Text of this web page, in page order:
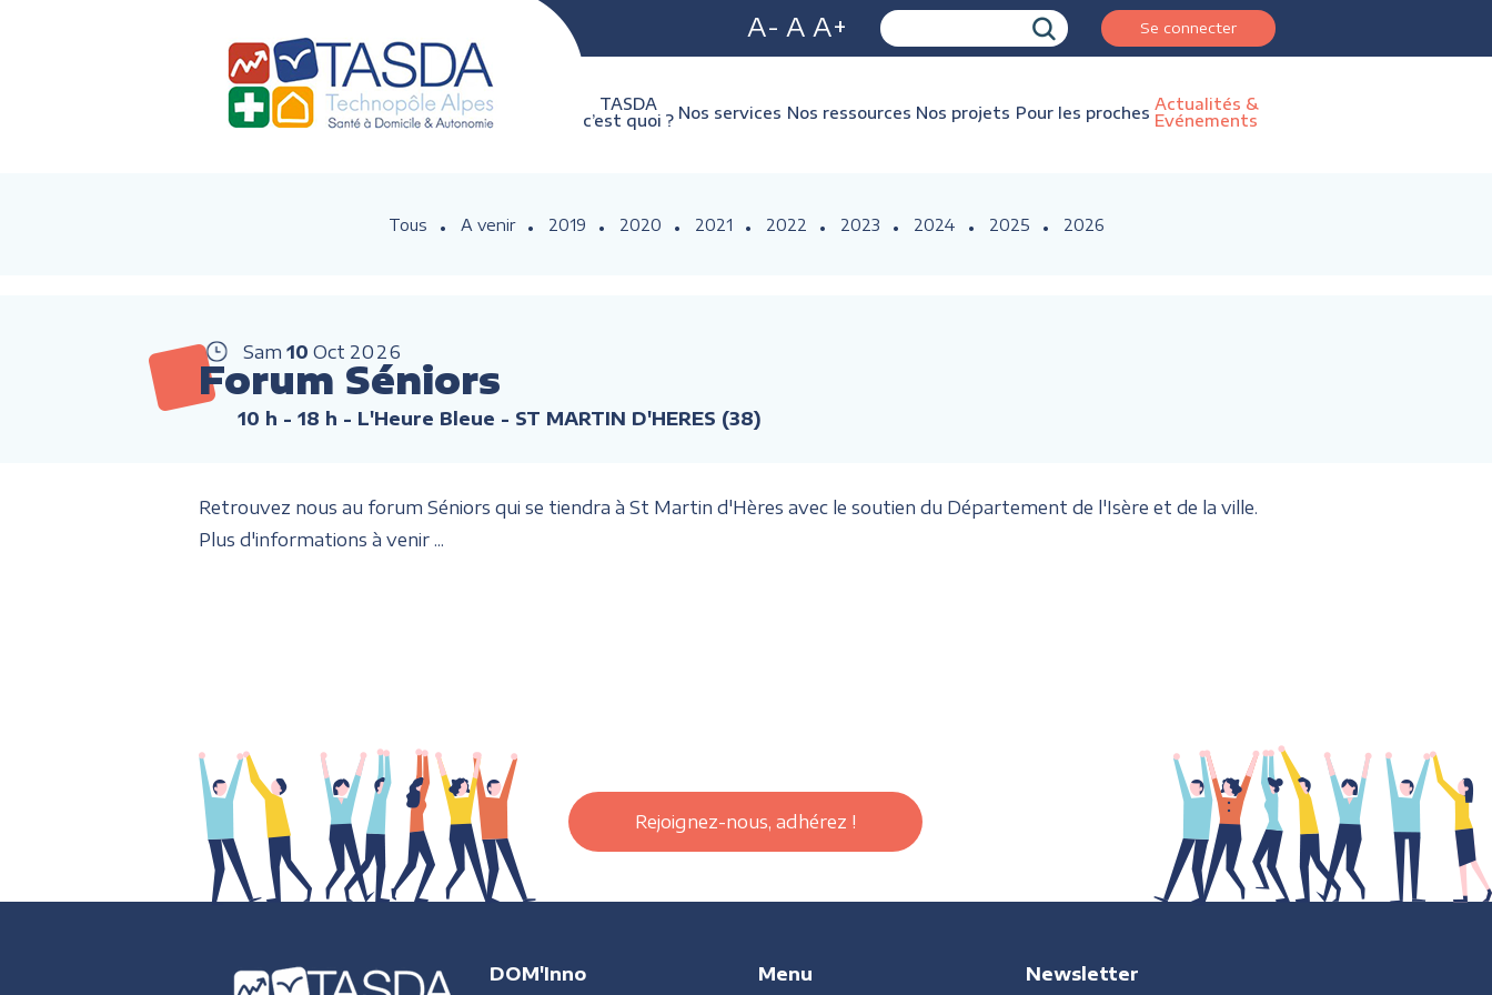
A- A A+ Se connecter
TASDA
c’est quoi ? Nos services Nos ressources Nos projets Pour les proches Actualités &
Evénements
Tous A venir 2019 2020 2021 2022 2023 2024 2025 2026
Sam 10 Oct 2026
Forum Séniors
10 h - 18 h - L'Heure Bleue - ST MARTIN D'HERES (38)
Retrouvez nous au forum Séniors qui se tiendra à St Martin d'Hères avec le soutien du Département de l'Isère et de la ville.
Plus d'informations à venir ...
Rejoignez-nous, adhérez !
DOM'Inno Menu Newsletter